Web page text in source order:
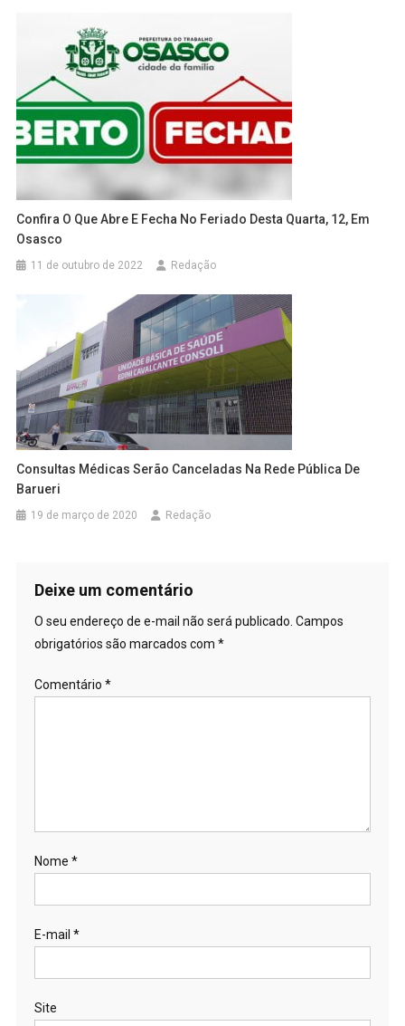
Confira O Que Abre E Fecha No Feriado Desta Quarta, 12, Em
Osasco
11 de outubro de 2022 Redação
Consultas Médicas Serão Canceladas Na Rede Pública De
Barueri
19 de março de 2020 Redação
Deixe um comentário
O seu endereço de e-mail não será publicado. Campos
obrigatórios são marcados com *
Comentário *
Nome *
E-mail *
Site